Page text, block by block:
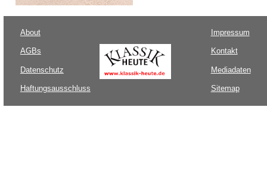
About
AGBs
Datenschutz
Haftungsausschluss
Impressum
Kontakt
Mediadaten
Sitemap